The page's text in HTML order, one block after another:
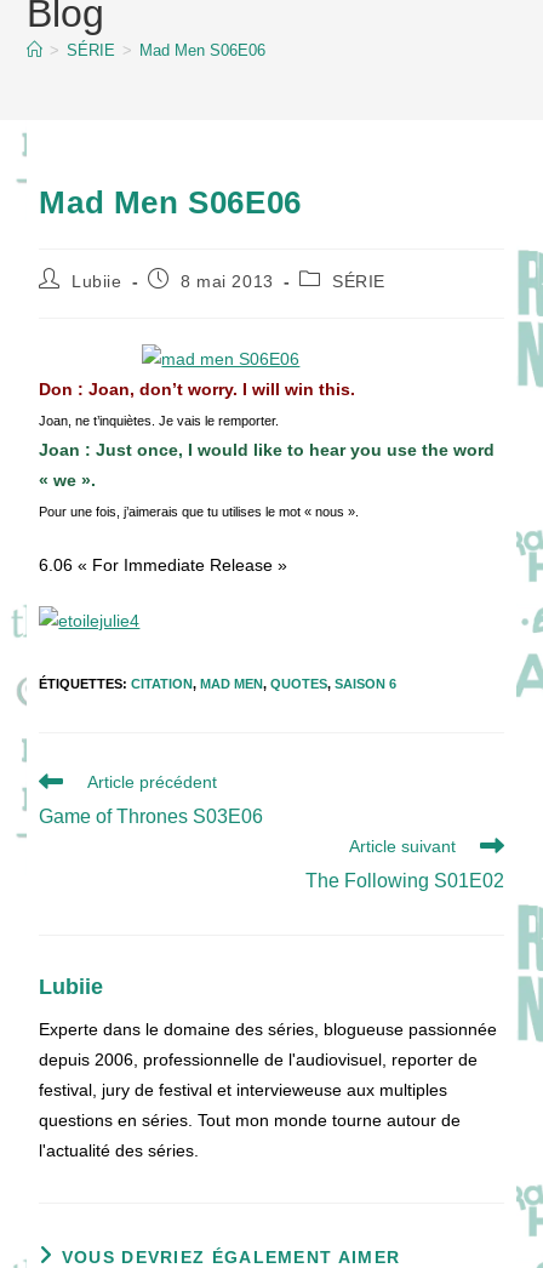
contentBlog
> SÉRIE > Mad Men S06E06
Mad Men S06E06
Auteur/autrice
Lubiie
Publication
8 mai 2013
PostSÉRIE
Don : Joan, don’t worry. I will win this.
Joan, ne t’inquiètes. Je vais le remporter.
Joan : Just once, I would like to hear you use the word
« we ».
Pour une fois, j’aimerais que tu utilises le mot « nous ».
6.06 « For Immediate Release »
ÉTIQUETTES:CITATION, MAD MEN, QUOTES, SAISON 6
Read
articles
Article précédent
Game of Thrones S03E06
Article suivant
The Following S01E02
Lubiie
Experte dans le domaine des séries, blogueuse passionnée
depuis 2006, professionnelle de l'audiovisuel, reporter de
festival, jury de festival et intervieweuse aux multiples
questions en séries. Tout mon monde tourne autour de
l'actualité des séries.
VOUS DEVRIEZ ÉGALEMENT AIMER